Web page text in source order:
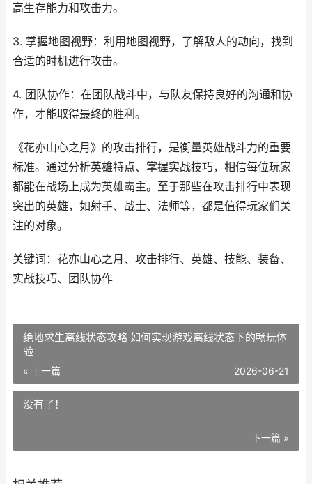
高生存能力和攻击力。
3. 掌握地图视野：利用地图视野，了解敌人的动向，找到
合适的时机进行攻击。
4. 团队协作：在团队战斗中，与队友保持良好的沟通和协
作，才能取得最终的胜利。
《花亦山心之月》的攻击排行，是衡量英雄战斗力的重要
标准。通过分析英雄特点、掌握实战技巧，相信每位玩家
都能在战场上成为英雄霸主。至于那些在攻击排行中表现
突出的英雄，如射手、战士、法师等，都是值得玩家们关
注的对象。
关键词：花亦山心之月、攻击排行、英雄、技能、装备、
实战技巧、团队协作
绝地求生离线状态攻略 如何实现游戏离线状态下的畅玩体
验
« 上一篇 2026-06-21
没有了！
下一篇 »